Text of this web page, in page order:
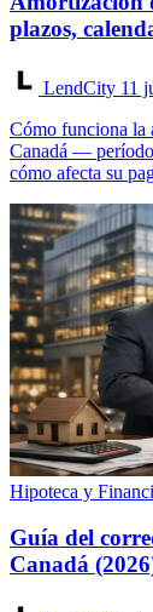
plazos,
LendCity 11
Cómo funciona la
Canadá —
cómo afecta su
Hipoteca y
Guía del
Canadá